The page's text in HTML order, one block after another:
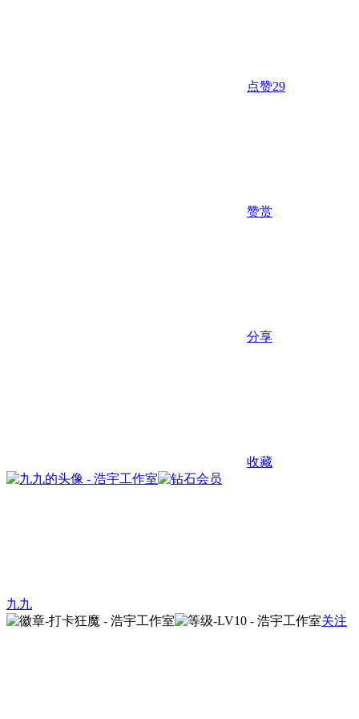
点赞29
赞赏
分享
收藏
九九
关注